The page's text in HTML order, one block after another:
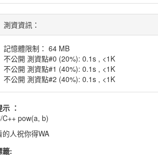
測資資訊：
記憶體限制： 64 MB
不公開 測資點#0 (20%): 0.1s , <1K
不公開 測資點#1 (40%): 0.1s , <1K
不公開 測資點#2 (40%): 0.1s , <1K
示 ：
C++ pow(a, b)
的人祝你得WA
籤: